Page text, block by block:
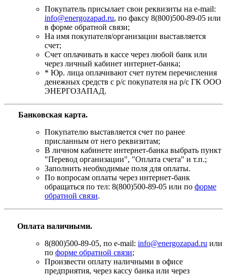
Покупатель присылает свои реквизиты на e-mail:
info@energozapad.ru, по факсу 8(800)500-89-05 или
в форме обратной связи;
На имя покупателя/организации выставляется
счет;
Счет оплачивать в кассе через любой банк или
через личный кабинет интернет-банка;
* Юр. лица оплачивают счет путем перечисления
денежных средств с р/с покупателя на р/с ГК ООО
ЭНЕРГОЗАПАД.
Банковская карта.
Покупателю выставляется счет по ранее
присланным от него реквизитам;
В личном кабинете интернет-банка выбрать пункт
"Перевод организации", "Оплата счета" и т.п.;
Заполнить необходимые поля для оплаты.
По вопросам оплаты через интернет-банк
обращаться по тел: 8(800)500-89-05 или по форме
обратной связи.
Оплата наличными.
8(800)500-89-05, по e-mail: info@energozapad.ru или
по форме обратной связи;
Произвести оплату наличными в офисе
предприятия, через кассу банка или через